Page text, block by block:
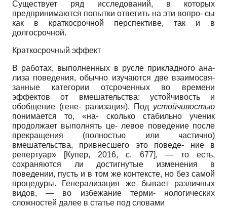
Существует ряд исследований, в которых
предпринимаются попытки ответить на эти вопро- сы
как в краткосрочной перспективе, так и в
долгосрочной.
Краткосрочный эффект
В работах, выполненных в русле прикладного ана-
лиза поведения, обычно изучаются две взаимосвя-
занные категории отсроченных во времени
эффектов от вмешательства: устойчивость и
обобщение (гене- рализация). Под устойчивостью
понимается то, «на- сколько стабильно ученик
продолжает выполнять це- левое поведение после
прекращения (полностью или частично)
вмешательства, привнесшего это поведе- ние в
репертуар»
[Купер, 2016, с. 677], — то есть,
сохраняются ли достигнутые изменения в
поведении, пусть и в том же контексте, но без самой
процедуры. Генерализация же бывает различных
видов, — во избежание терми- нологических
сложностей далее в статье под словами